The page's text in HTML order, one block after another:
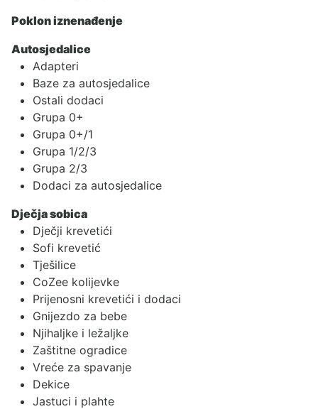
Poklon iznenađenje
Autosjedalice
Adapteri
Baze za autosjedalice
Ostali dodaci
Grupa 0+
Grupa 0+/1
Grupa 1/2/3
Grupa 2/3
Dodaci za autosjedalice
Dječja sobica
Dječji krevetići
Sofi krevetić
Tješilice
CoZee kolijevke
Prijenosni krevetići i dodaci
Gnijezdo za bebe
Njihaljke i ležaljke
Zaštitne ogradice
Vreće za spavanje
Dekice
Jastuci i plahte